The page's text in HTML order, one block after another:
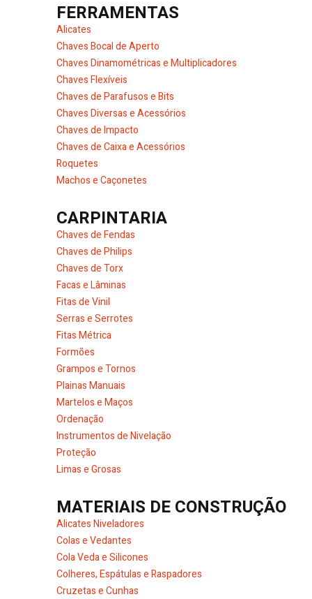
FERRAMENTAS
Alicates
Chaves Bocal de Aperto
Chaves Dinamométricas e Multiplicadores
Chaves Flexíveis
Chaves de Parafusos e Bits
Chaves Diversas e Acessórios
Chaves de Impacto
Chaves de Caixa e Acessórios
Roquetes
Machos e Caçonetes
CARPINTARIA
Chaves de Fendas
Chaves de Philips
Chaves de Torx
Facas e Lâminas
Fitas de Vinil
Serras e Serrotes
Fitas Métrica
Formões
Grampos e Tornos
Plainas Manuais
Martelos e Maços
Ordenação
Instrumentos de Nivelação
Proteção
Limas e Grosas
MATERIAIS DE CONSTRUÇÃO
Alicates Niveladores
Colas e Vedantes
Cola Veda e Silicones
Colheres, Espátulas e Raspadores
Cruzetas e Cunhas